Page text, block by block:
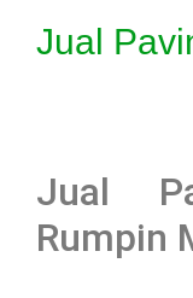
Jual
Jual
Rumpin